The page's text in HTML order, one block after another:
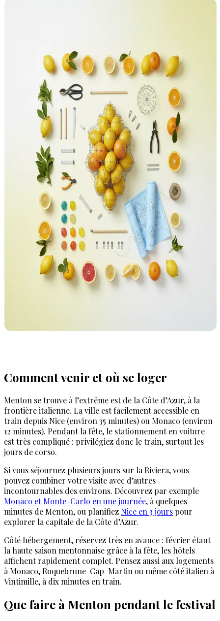
Comment venir et où se loger
Menton se trouve à l’extrême est de la Côte d’Azur, à la
frontière italienne. La ville est facilement accessible en
train depuis Nice (environ 35 minutes) ou Monaco (environ
12 minutes). Pendant la fête, le stationnement en voiture
est très compliqué : privilégiez donc le train, surtout les
jours de corso.
Si vous séjournez plusieurs jours sur la Riviera, vous
pouvez combiner votre visite avec d’autres
incontournables des environs. Découvrez par exemple
Monaco et Monte-Carlo en une journée, à quelques
minutes de Menton, ou planifiez Nice en 3 jours pour
explorer la capitale de la Côte d’Azur.
Côté hébergement, réservez très en avance : février étant
la haute saison mentonnaise grâce à la fête, les hôtels
affichent rapidement complet. Pensez aussi aux logements
à Monaco, Roquebrune-Cap-Martin ou même côté italien à
Vintimille, à dix minutes en train.
Que faire à Menton pendant le festival